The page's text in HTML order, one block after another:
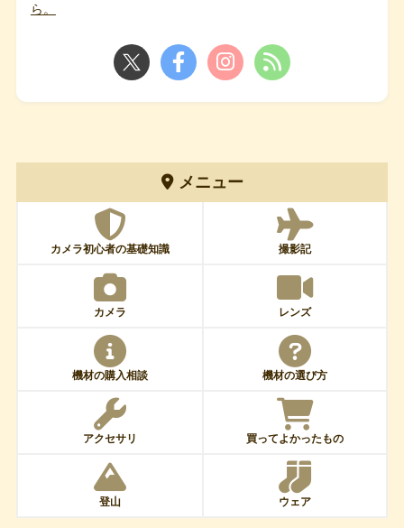
ら。
メニュー
カメラ初心者の基礎知識 撮影記
カメラ レンズ
機材の購入相談 機材の選び方
アクセサリ 買ってよかったもの
登山 ウェア